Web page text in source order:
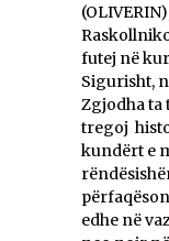
futej në
Sigurisht,
Zgjodha ta
tregoj
kundërt e
edhe në